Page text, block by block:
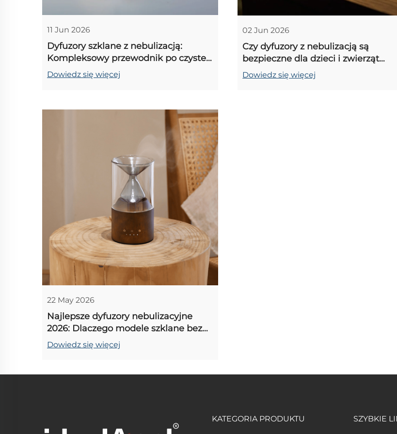
11 Jun 2026
Dyfuzory szklane z nebulizacją:
Kompleksowy przewodnik po czystej,
nietraktowanej aromaterapii w domu
Dowiedz się więcej
02 Jun 2026
Czy dyfuzory z nebulizacją są
bezpieczne dla dzieci i zwierząt
domowych? Porady ekspertów oraz
lista najbezpieczniejszych modeli
Dowiedz się więcej
22 May 2026
Najlepsze dyfuzory nebulizacyjne
2026: Dlaczego modele szklane bez
wody przewyższają ultradźwiękowe
Dowiedz się więcej
KATEGORIA PRODUKTU SZYBKIE